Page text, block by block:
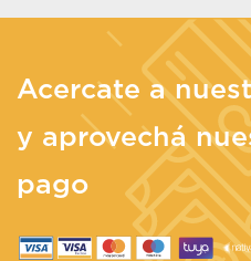
Acercate a
y aprovechá
pago